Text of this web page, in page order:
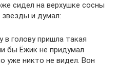
сидел на верхушке сосны
и думал:
в голову пришла такая
бы Ёжик не придумал
уже никто не видел. Вон